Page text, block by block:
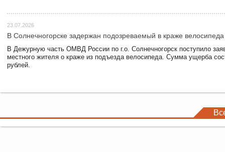
23.07.2026
В Солнечногорске задержан подозреваемый в краже велосипеда
В Дежурную часть ОМВД России по г.о. Солнечногорск поступило
местного жителя о краже из подъезда велосипеда. Сумма ущерба
рублей.